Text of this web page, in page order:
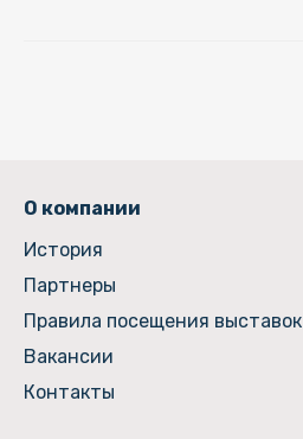
О компании
История
Партнеры
Правила посещения выставок
Вакансии
Контакты